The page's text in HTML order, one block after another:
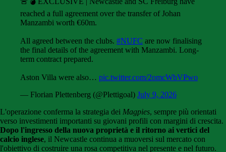
reached a full agreement over the transfer of Johan
Manzambi worth €60m.
All agreed between the clubs. #NUFC are now finalising
the final details of the agreement with Manzambi. Long-
term contract prepared.
Aston Villa were also… pic.twitter.com/2omcWbVPwo
— Florian Plettenberg (@Plettigoal) July 9, 2026
L'operazione conferma la strategia dei Magpies, sempre più orientati
verso investimenti importanti su giovani profili con margini di crescita.
Dopo l'ingresso della nuova proprietà e il ritorno ai vertici del
calcio inglese, il Newcastle continua a muoversi sul mercato con
l'obiettivo di costruire una rosa competitiva nel presente e nel futuro.